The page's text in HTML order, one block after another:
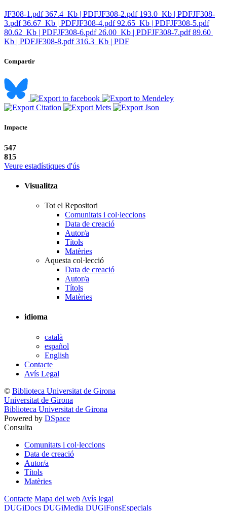
JF308-1.pdf 367.4 Kb | PDFJF308-2.pdf 193.0 Kb | PDFJF308-
3.pdf 36.67 Kb | PDFJF308-4.pdf 92.65 Kb | PDFJF308-5.pdf
80.62 Kb | PDFJF308-6.pdf 26.00 Kb | PDFJF308-7.pdf 89.60
Kb | PDFJF308-8.pdf 316.3 Kb | PDF
Compartir
Impacte
547
815
Veure estadístiques d'ús
Visualitza
Tot el Repositori
Comunitats i col·leccions
Data de creació
Autor/a
Títols
Matèries
Aquesta col·lecció
Data de creació
Autor/a
Títols
Matèries
idioma
català
español
English
Contacte
Avís Legal
© Biblioteca Universitat de Girona
Universitat de Girona
Biblioteca Universitat de Girona
Powered by DSpace
Consulta
Comunitats i col·leccions
Data de creació
Autor/a
Títols
Matèries
Contacte Mapa del web Avís legal
DUGiDocs DUGiMedia DUGiFonsEspecials